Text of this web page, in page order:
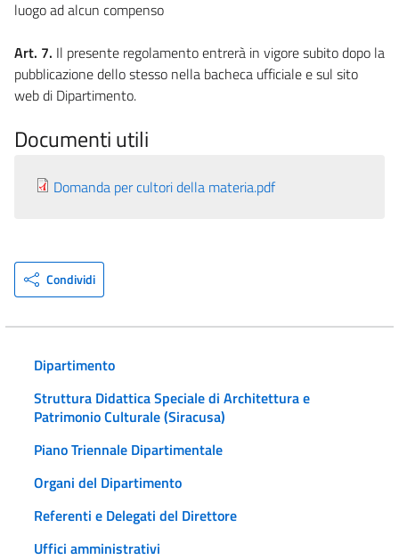
luogo ad alcun compenso
Art. 7. Il presente regolamento entrerà in vigore subito dopo la
pubblicazione dello stesso nella bacheca ufficiale e sul sito
web di Dipartimento.
Documenti utili
Domanda per cultori della materia.pdf
Condividi
Dipartimento
Struttura Didattica Speciale di Architettura e
Patrimonio Culturale (Siracusa)
Piano Triennale Dipartimentale
Organi del Dipartimento
Referenti e Delegati del Direttore
Uffici amministrativi